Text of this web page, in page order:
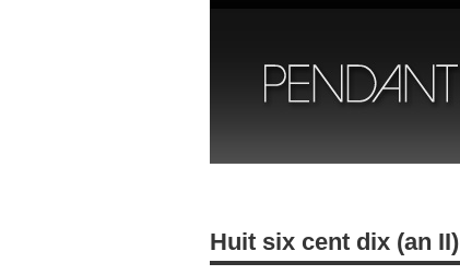
Huit six cent dix (an II)